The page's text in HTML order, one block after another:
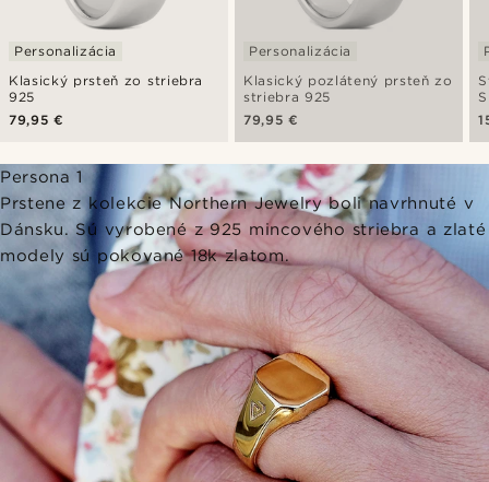
Klasický prsteň zo striebra
925
Personalizácia
79,95 €
Klasický pozlátený prsteň zo
striebra 925
Personalizácia
79,95 €
Persona 1
Prstene z kolekcie Northern Jewelry boli navrhnuté v
Dánsku. Sú vyrobené z 925 mincového striebra a zlaté
modely sú pokované 18k zlatom.